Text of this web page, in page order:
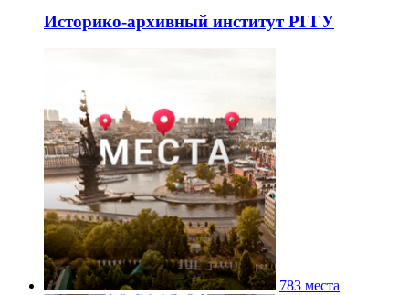
Историко-архивный институт РГГУ
783 места